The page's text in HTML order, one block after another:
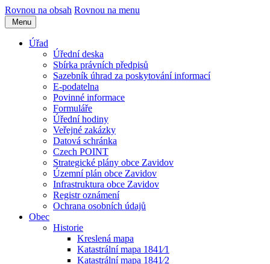
Rovnou na obsah Rovnou na menu
Menu
Úřad
Úřední deska
Sbírka právních předpisů
Sazebník úhrad za poskytování informací
E-podatelna
Povinné informace
Formuláře
Úřední hodiny
Veřejné zakázky
Datová schránka
Czech POINT
Strategické plány obce Zavidov
Územní plán obce Zavidov
Infrastruktura obce Zavidov
Registr oznámení
Ochrana osobních údajů
Obec
Historie
Kreslená mapa
Katastrální mapa 1841⁄1
Katastrální mapa 1841⁄2